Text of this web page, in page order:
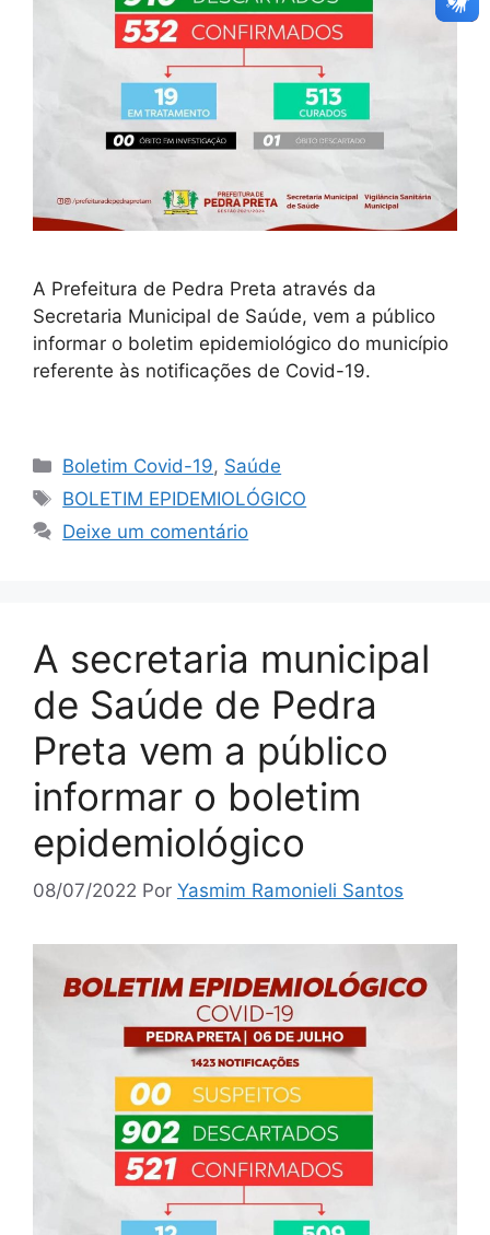
A Prefeitura de Pedra Preta através da
Secretaria Municipal de Saúde, vem a público
informar o boletim epidemiológico do município
referente às notificações de Covid-19.
Boletim Covid-19, Saúde
BOLETIM EPIDEMIOLÓGICO
Deixe um comentário
A secretaria municipal
de Saúde de Pedra
Preta vem a público
informar o boletim
epidemiológico
08/07/2022 Por Yasmim Ramonieli Santos